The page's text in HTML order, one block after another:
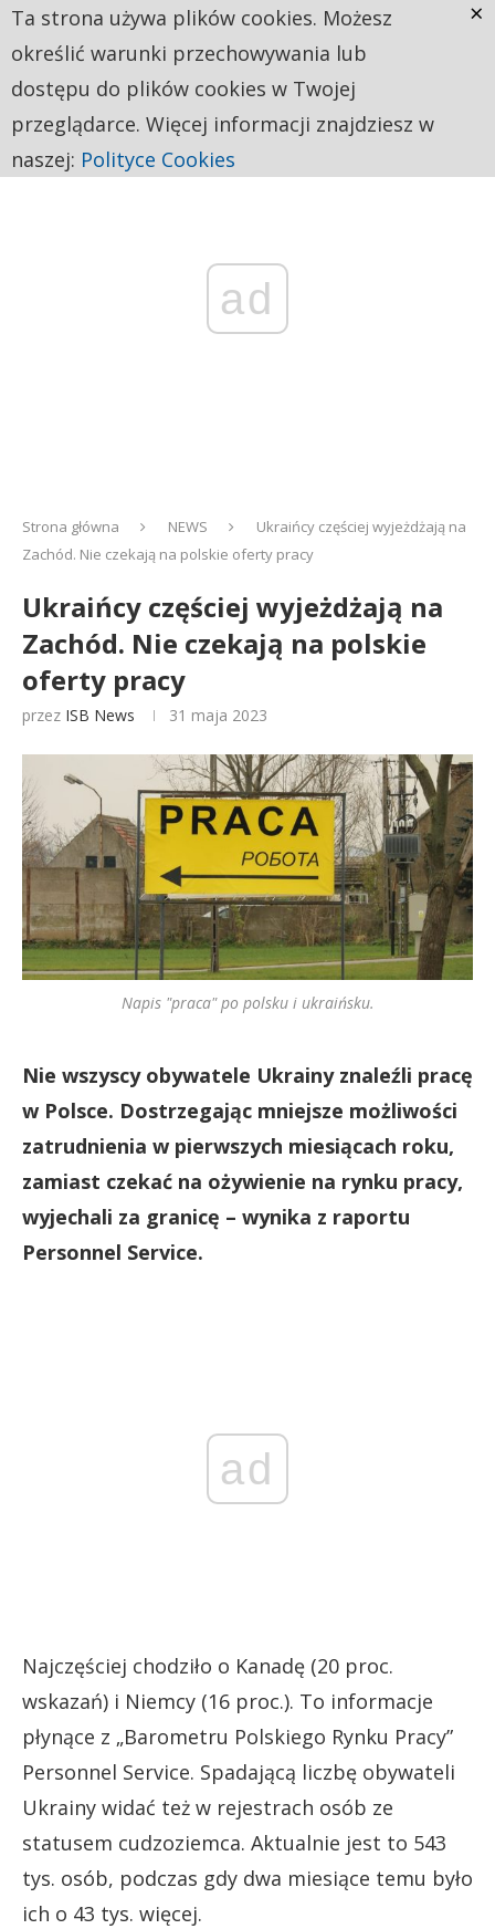
ad
Strona główna NEWS
Ukraińcy częściej wyjeżdżają na
Zachód. Nie czekają na polskie oferty pracy
Ukraińcy częściej wyjeżdżają na
Zachód. Nie czekają na polskie
oferty pracy
przez ISB News 31 maja 2023
Napis "praca" po polsku i ukraińsku.
Nie wszyscy obywatele Ukrainy znaleźli pracę
w Polsce. Dostrzegając mniejsze możliwości
zatrudnienia w pierwszych miesiącach roku,
zamiast czekać na ożywienie na rynku pracy,
wyjechali za granicę – wynika z raportu
Personnel Service.
ad
Najczęściej chodziło o Kanadę (20 proc.
wskazań) i Niemcy (16 proc.). To informacje
płynące z „Barometru Polskiego Rynku Pracy”
Personnel Service. Spadającą liczbę obywateli
Ukrainy widać też w rejestrach osób ze
statusem cudzoziemca. Aktualnie jest to 543
tys. osób, podczas gdy dwa miesiące temu było
ich o 43 tys. więcej.
Ta strona używa plików cookies. Możesz
określić warunki przechowywania lub
dostępu do plików cookies w Twojej
przeglądarce. Więcej informacji znajdziesz w
naszej: Polityce Cookies
×